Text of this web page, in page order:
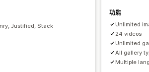
Justified, Stack
功能
Unlimited
24 videos
Unlimited
All gallery
Multiple